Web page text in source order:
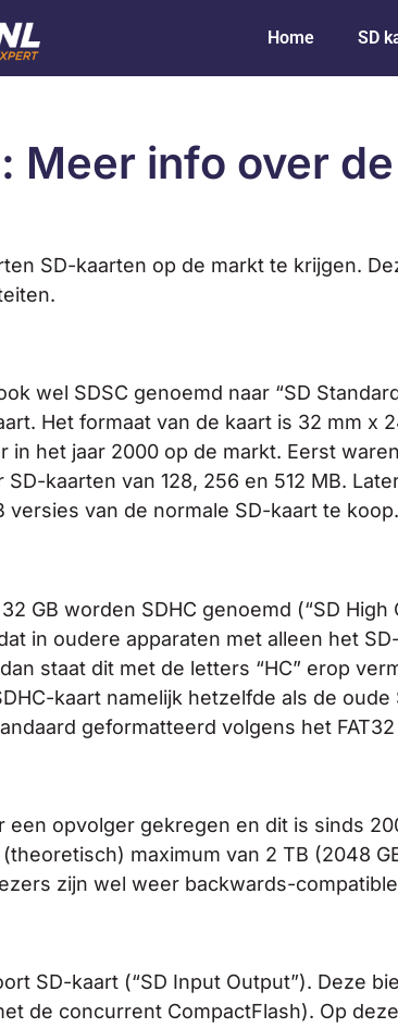
Home SD
Meer info over
SD-kaarten op de markt te krijgen.
wel SDSC genoemd naar “SD
Het formaat van de kaart is 32 mm x
in het jaar 2000 op de markt. Eerst
kaarten van 128, 256 en 512 MB.
versies van de normale SD-kaart te koop.
GB worden SDHC genoemd (“SD
in oudere apparaten met alleen het
staat dit met de letters “HC” erop
kaart namelijk hetzelfde als de
geformatteerd volgens het
een opvolger gekregen en dit is sinds
maximum van 2 TB (2048
zijn wel weer backwards-
SD-kaart (“SD Input Output”). Deze
de concurrent CompactFlash). Op